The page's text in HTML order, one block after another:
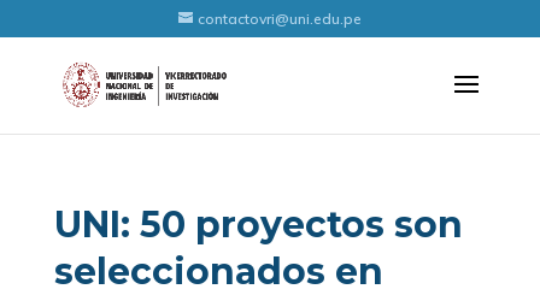
contactovri@uni.edu.pe
UNI: 50 proyectos son
seleccionados en